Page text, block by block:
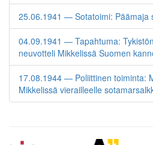
25.06.1941 — Sotatoimi: Päämaja
04.09.1941 — Tapahtuma:
neuvotteli Mikkelissä Suomen
17.08.1944 — Poliittinen toiminta:
Mikkelissä vierailleelle